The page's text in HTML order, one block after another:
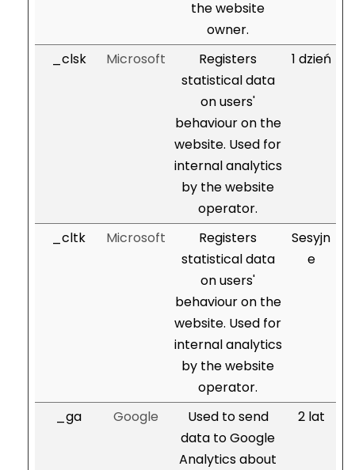
the website
owner.
_clsk
Microsoft
Registers
statistical data
on users'
behaviour on the
website. Used for
internal analytics
by the website
operator.
1 dzień
_cltk Microsoft
Registers
statistical data
on users'
behaviour on the
website. Used for
internal analytics
by the website
operator.
Sesyjn
e
_ga Google
Used to send
data to Google
Analytics about
2 lat